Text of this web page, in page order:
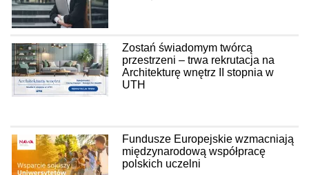
Zostań świadomym twórcą
przestrzeni – trwa rekrutacja na
Architekturę wnętrz II stopnia w
UTH
Fundusze Europejskie wzmacniają
międzynarodową współpracę
polskich uczelni